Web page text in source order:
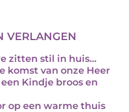
VERLANGEN
zitten stil in huis...
komst van onze Heer
Kindje broos en
op een warme thuis